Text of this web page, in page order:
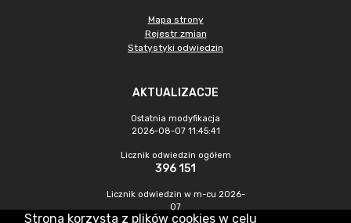
Mapa strony
Rejestr zmian
Statystyki odwiedzin
AKTUALIZACJE
Ostatnia modyfikacja
2026-08-07 11:45:41
Licznik odwiedzin ogółem
396 151
Licznik odwiedzin w m-cu 2026-
07
1 462
Strona korzysta z plików cookies w celu